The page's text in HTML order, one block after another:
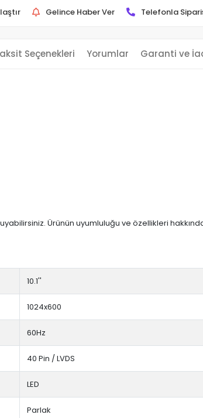
Gelince Haber Ver Telefonla
Seçenekleri Yorumlar Garanti ve
Ürünün uyumluluğu ve özellikleri
10.1''
1024x600
60Hz
40 Pin / LVDS
LED
Parlak